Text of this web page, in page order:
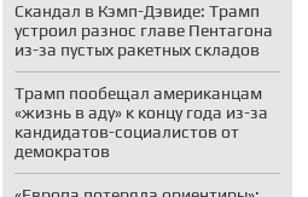
Скандал в Кэмп-Дэвиде: Трамп
устроил разнос главе Пентагона
из-за пустых ракетных складов
Трамп пообещал американцам
«жизнь в аду» к концу года из-за
кандидатов-социалистов от
демократов